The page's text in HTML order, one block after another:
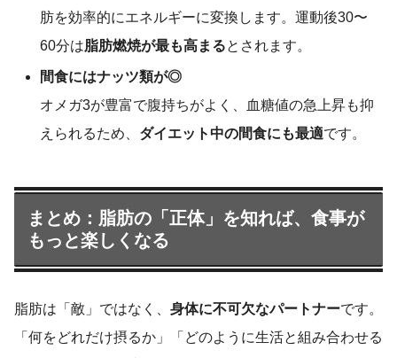
肪を効率的にエネルギーに変換します。運動後30〜
60分は脂肪燃焼が最も高まるとされます。
間食にはナッツ類が◎
オメガ3が豊富で腹持ちがよく、血糖値の急上昇も抑
えられるため、 ダイエット中の間食にも最適です。
まとめ：脂肪の「正体」を知れば、食事が
もっと楽しくなる
脂肪は「敵」ではなく、 身体に不可欠なパートナーです。
「何をどれだけ摂るか」「どのように生活と組み合わせる